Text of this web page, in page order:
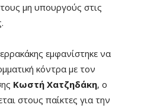
μη υπουργούς στις
εμφανίστηκε να
κόντρα με τον
Κωστή Χατζηδάκη, ο
στους παίκτες για την